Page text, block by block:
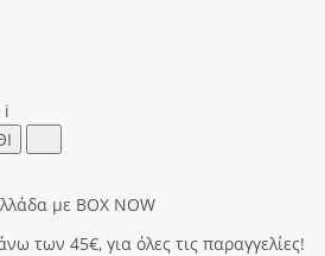
i
με BOX NOW
των 45€, για όλες τις παραγγελίες!